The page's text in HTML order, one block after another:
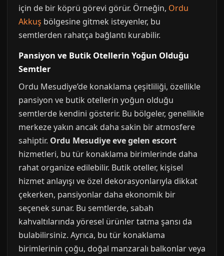
için de bir köprü görevi görür. Örneğin, Ordu
Akkuş bölgesine gitmek isteyenler, bu
semtlerden rahatça bağlantı kurabilir.
Pansiyon ve Butik Otellerin Yoğun Olduğu
Semtler
Ordu Mesudiye’de konaklama çeşitliliği, özellikle
pansiyon ve butik otellerin yoğun olduğu
semtlerde kendini gösterir. Bu bölgeler, genellikle
merkeze yakın ancak daha sakin bir atmosfere
sahiptir. Ordu Mesudiye eve gelen escort
hizmetleri, bu tür konaklama birimlerinde daha
rahat organize edilebilir. Butik oteller, kişisel
hizmet anlayışı ve özel dekorasyonlarıyla dikkat
çekerken, pansiyonlar daha ekonomik bir
seçenek sunar. Bu semtlerde, sabah
kahvaltılarında yöresel ürünler tatma şansı da
bulabilirsiniz. Ayrıca, bu tür konaklama
birimlerinin çoğu, doğal manzaralı balkonlar veya